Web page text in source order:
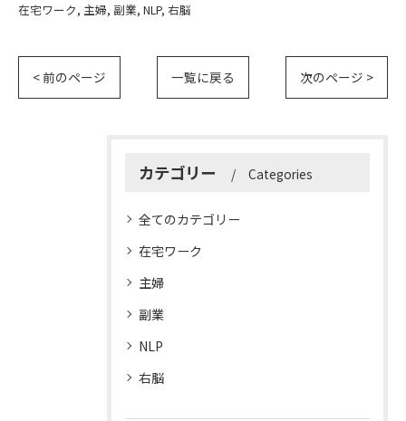
在宅ワーク 主婦 副業 NLP 右脳
< 前のページ 一覧に戻る 次のページ >
カテゴリー Categories
全てのカテゴリー
在宅ワーク
主婦
副業
NLP
右脳